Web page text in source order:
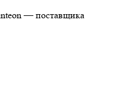
— поставщика